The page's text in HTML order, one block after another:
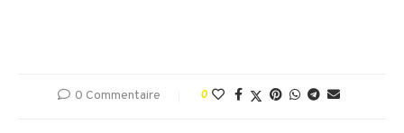
0 Commentaire 0